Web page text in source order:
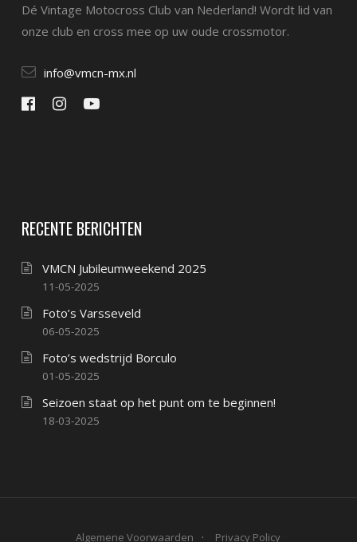
Dé Vintage Motocross Club van Nederland! Wordt lid van
onze club en cross mee op uw oude crossmotor.
info@vmcn-mx.nl
RECENTE BERICHTEN
VMCN Jubileumweekend 2025
11-05-2025
Foto’s Varsseveld
06-05-2025
Foto’s wedstrijd Borculo
01-05-2025
Seizoen staat op het punt om te beginnen!
18-03-2025
Algemene Voorwaarden Privacy Policy